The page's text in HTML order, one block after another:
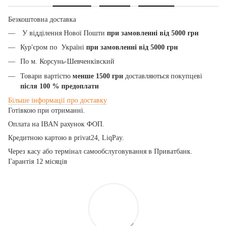
Безкоштовна доставка
У відділення Нової Пошти при замовленні від 5000 грн
Кур'єром по Україні при замовленні від 5000 грн
По м. Корсунь-Шевченківский
Товари вартістю менше 1500 грн доставляються покупцеві
після 100 % предоплати
Більше інформації про доставку
Готівкою при отриманні.
Оплата на IBAN рахунок ФОП.
Кредитною картою в privat24, LiqPay.
Через касу або термінал самообслуговування в Приватбанк.
Гарантія 12 місяців